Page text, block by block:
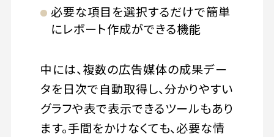
必要な項目を選択するだけで簡単
にレポート作成ができる機能
中には、複数の広告媒体の成果デー
タを日次で自動取得し、分かりやすい
グラフや表で表示できるツールもあり
ます。手間をかけなくても、必要な情